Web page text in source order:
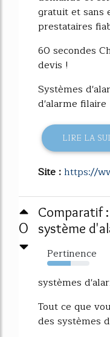
gratuit et sans
prestataires
60 secondes
devis !
Systèmes
d'alarme filaire
LIRE LA
Site :https://
0
Comparatif
système
Pertinence
56%
systèmes
Tout ce que
des systèmes